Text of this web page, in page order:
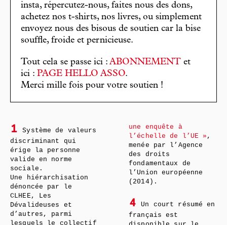
insta, répercutez-nous, faites nous des dons,
achetez nos t-shirts, nos livres, ou simplement
envoyez nous des bisous de soutien car la bise
souffle, froide et pernicieuse.
Tout cela se passe ici : ABONNEMENT et
ici : PAGE HELLO ASSO.
Merci mille fois pour votre soutien !
1
Système de valeurs
discriminant qui
érige la personne
valide en norme
sociale.
Une hiérarchisation
dénoncée par le
CLHEE, Les
Dévalideuses et
d’autres, parmi
lesquels le collectif
une enquête à
l’échelle de l’UE » ,
menée par l’Agence
des droits
fondamentaux de
l’Union européenne
(2014).
4
Un court résumé en
français est